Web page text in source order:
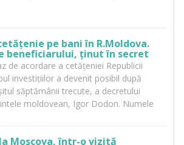
pe bani în R.Moldova.
beneficiarului, ținut în secret
de acordare a cetățeniei Republicii
investițiilor a devenit posibil după
săptămânii trecute, a decretului
moldovean, Igor Dodon. Numele
Moscova, într-o vizită